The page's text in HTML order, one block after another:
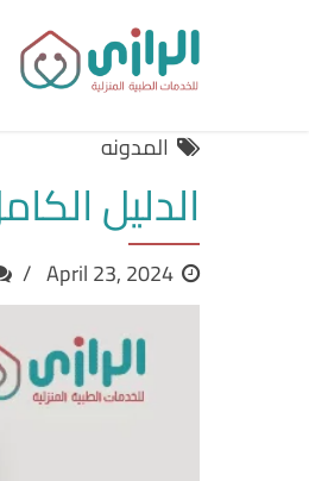
المدونه
الدليل
April 23, 2024